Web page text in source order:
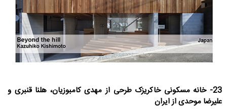
23- خانه مسکونی خاکریزک طرحی از مهدی کامبوزیان، هلنا قنبری و
علیرضا موحدی از ایران